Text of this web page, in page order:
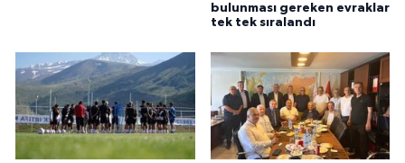
bulunması gereken evraklar
tek tek sıralandı